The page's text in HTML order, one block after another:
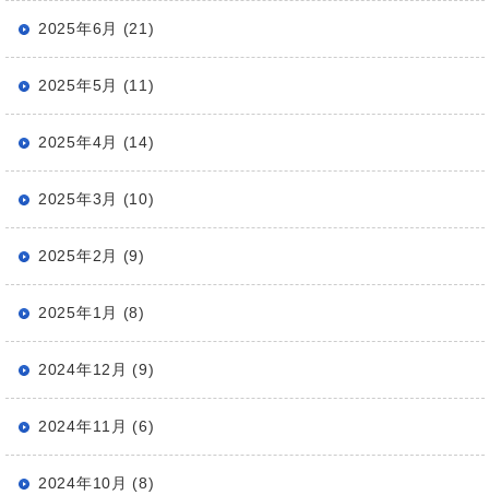
2025年6月 (21)
2025年5月 (11)
2025年4月 (14)
2025年3月 (10)
2025年2月 (9)
2025年1月 (8)
2024年12月 (9)
2024年11月 (6)
2024年10月 (8)